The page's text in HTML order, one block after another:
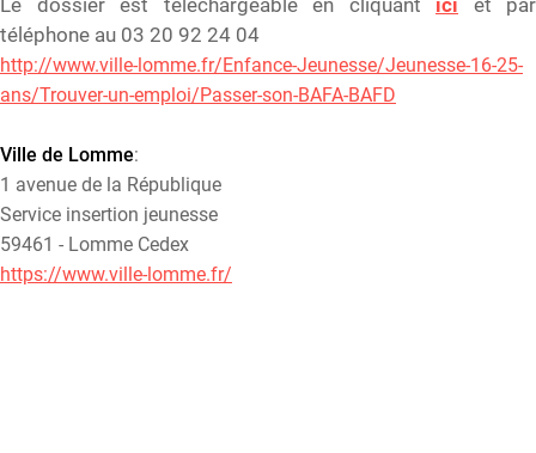
Le dossier est téléchargeable en cliquant ici
et par
téléphone au 03 20 92 24 04
http://www.ville-lomme.fr/Enfance-Jeunesse/Jeunesse-16-25-
ans/Trouver-un-emploi/Passer-son-BAFA-BAFD
Ville de Lomme:
1 avenue de la République
Service insertion jeunesse
59461 - Lomme Cedex
https://www.ville-lomme.fr/